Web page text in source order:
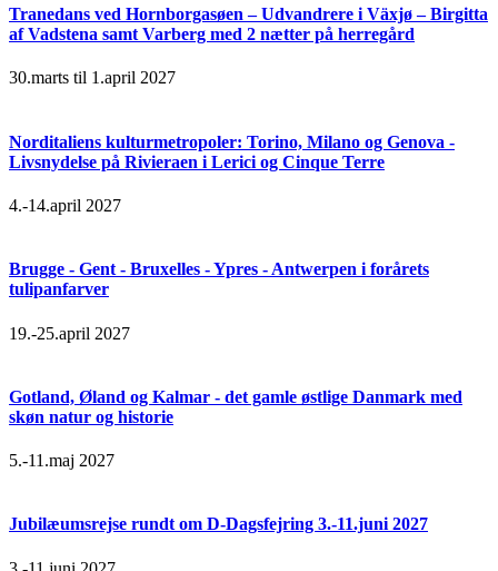
Tranedans ved Hornborgasøen – Udvandrere i Växjø – Birgitta
af Vadstena samt Varberg med 2 nætter på herregård
30.marts til 1.april 2027
Norditaliens kulturmetropoler: Torino, Milano og Genova -
Livsnydelse på Rivieraen i Lerici og Cinque Terre
4.-14.april 2027
Brugge - Gent - Bruxelles - Ypres - Antwerpen i forårets
tulipanfarver
19.-25.april 2027
Gotland, Øland og Kalmar - det gamle østlige Danmark med
skøn natur og historie
5.-11.maj 2027
Jubilæumsrejse rundt om D-Dagsfejring 3.-11.juni 2027